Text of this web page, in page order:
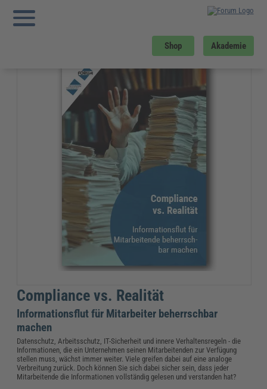
Shop Akademie
Sie sind hier: Führung und Management»
Compliance vs. Realität
Compliance vs. Realität
Informationsflut für Mitarbeiter beherrschbar
machen
Datenschutz, Arbeitsschutz, IT-Sicherheit und innere Verhaltensregeln - die
Informationen, die ein Unternehmen seinen Mitarbeitenden zur Verfügung
stellen muss, wächst immer weiter. Viele greifen dabei auf eine analoge
Verbreitung zurück. Doch können Sie sich dabei sicher sein, dass jeder
Mitarbeitende die Informationen vollständig gelesen und verstanden hat?